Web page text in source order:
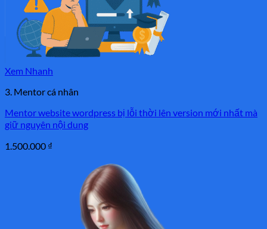
Xem Nhanh
3. Mentor cá nhân
Mentor website wordpress bị lỗi thời lên version mới nhất mà
giữ nguyên nội dung
1.500.000 ₫